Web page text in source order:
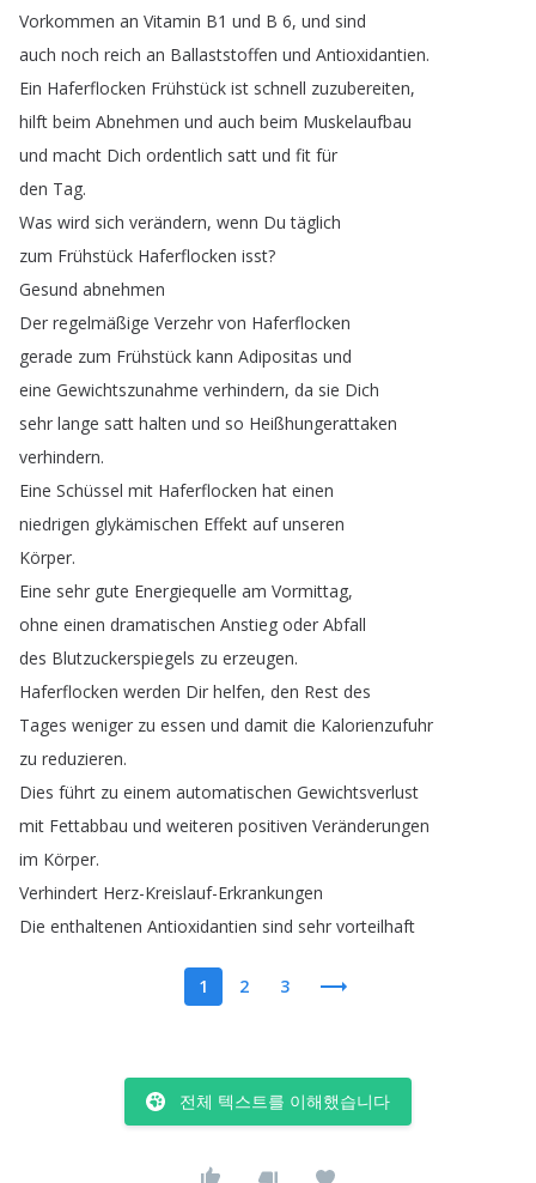
Vorkommen an Vitamin B1 und B 6, und sind
auch noch reich an Ballaststoffen und Antioxidantien.
Ein Haferflocken Frühstück ist schnell zuzubereiten,
hilft beim Abnehmen und auch beim Muskelaufbau
und macht Dich ordentlich satt und fit für
den Tag.
Was wird sich verändern, wenn Du täglich
zum Frühstück Haferflocken isst?
Gesund abnehmen
Der regelmäßige Verzehr von Haferflocken
gerade zum Frühstück kann Adipositas und
eine Gewichtszunahme verhindern, da sie Dich
sehr lange satt halten und so Heißhungerattaken
verhindern.
Eine Schüssel mit Haferflocken hat einen
niedrigen glykämischen Effekt auf unseren
Körper.
Eine sehr gute Energiequelle am Vormittag,
ohne einen dramatischen Anstieg oder Abfall
des Blutzuckerspiegels zu erzeugen.
Haferflocken werden Dir helfen, den Rest des
Tages weniger zu essen und damit die Kalorienzufuhr
zu reduzieren.
Dies führt zu einem automatischen Gewichtsverlust
mit Fettabbau und weiteren positiven Veränderungen
im Körper.
Verhindert Herz-Kreislauf-Erkrankungen
Die enthaltenen Antioxidantien sind sehr vorteilhaft
1 2 3
전체 텍스트를 이해했습니다